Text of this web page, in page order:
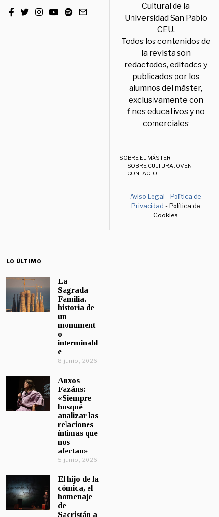
Cultural de la
Universidad San Pablo
CEU.
Todos los contenidos de
la revista son
redactados, editados y
publicados por los
alumnos del máster,
exclusivamente con
fines educativos y no
comerciales
SOBRE EL MÁSTER
SOBRE CULTURA JOVEN
CONTACTO
Aviso Legal -Política de
Privacidad - Política de
Cookies
LO ÚLTIMO
La
Sagrada
Familia,
historia de
un
monument
o
interminabl
e
8 junio, 2026
Anxos
Fazáns:
«Siempre
busqué
analizar las
relaciones
íntimas que
nos
afectan»
5 junio, 2026
El hijo de la
cómica, el
homenaje
de
Sacristán a